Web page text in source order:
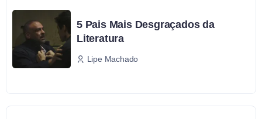
5 Pais Mais Desgraçados da
Literatura
Lipe Machado